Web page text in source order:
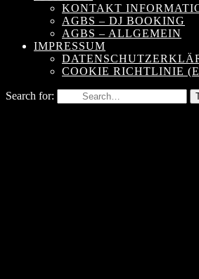
KONTAKT
AGBS – DJ BOOKING
AGBS – ALLGEMEIN
IMPRESSUM
COOKIE RICHTLINIE
Search for: